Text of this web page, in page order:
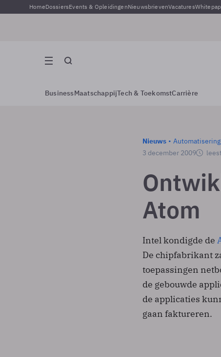
HomeDossiersEvents & OpleidingenNieuwsbrievenVacatures
BusinessMaatschappijTech & ToekomstCarrière
Nieuws
3 december 2009
Atom
Intel kondigde de
De chipfabrikant
toepassingen
de gebouwde
de applicaties
gaan faktureren.